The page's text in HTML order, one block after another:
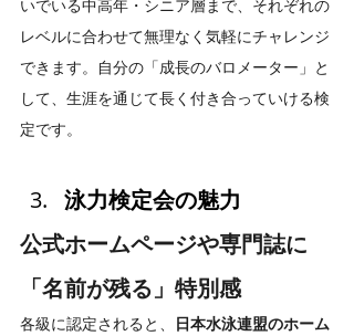
いでいる中高年・シニア層まで、それぞれの
レベルに合わせて無理なく気軽にチャレンジ
できます。自分の「成長のバロメーター」と
して、生涯を通じて長く付き合っていける検
定です。
泳力検定会の魅力
公式ホームページや専門誌に
「名前が残る」特別感
各級に認定されると、
日本水泳連盟のホーム